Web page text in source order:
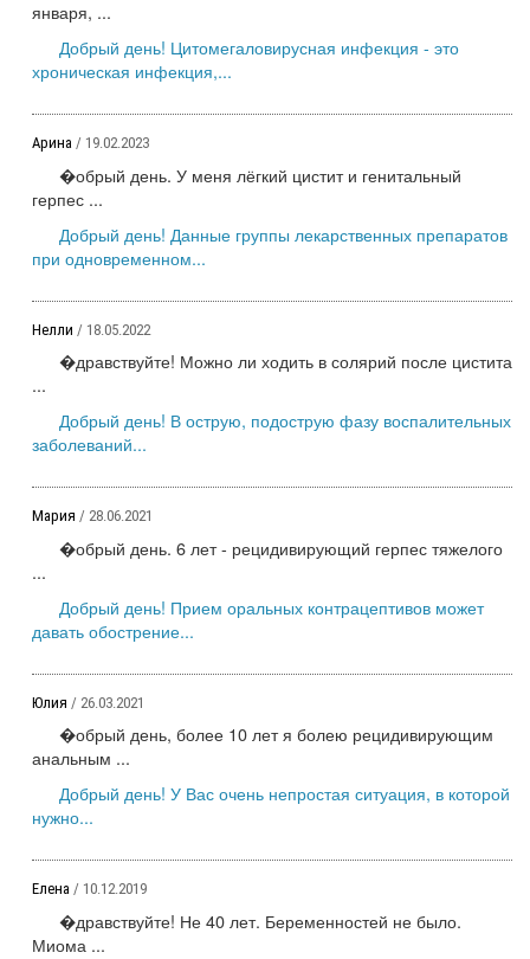
января, ...
Добрый день! Цитомегаловирусная инфекция - это
хроническая инфекция,...
Арина / 19.02.2023
�обрый день. У меня лёгкий цистит и генитальный
герпес ...
Добрый день! Данные группы лекарственных препаратов
при одновременном...
Нелли / 18.05.2022
�дравствуйте! Можно ли ходить в солярий после цистита
...
Добрый день! В острую, подострую фазу воспалительных
заболеваний...
Мария / 28.06.2021
�обрый день. 6 лет - рецидивирующий герпес тяжелого
...
Добрый день! Прием оральных контрацептивов может
давать обострение...
Юлия / 26.03.2021
�обрый день, более 10 лет я болею рецидивирующим
анальным ...
Добрый день! У Вас очень непростая ситуация, в которой
нужно...
Елена / 10.12.2019
�дравствуйте! Не 40 лет. Беременностей не было.
Миома ...